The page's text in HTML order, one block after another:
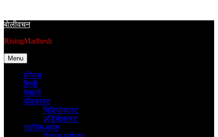
content
बाेलीवचन
RisingMadhesh
Menu
इंग्लिस
हिन्दी
नेपाली
पाँडकास्ट
भिडियाेकास्ट
अडियाेकास्ट
राइजिंग-मधेश